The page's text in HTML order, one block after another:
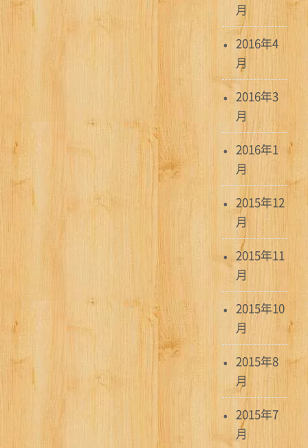
月
2016年4
月
2016年3
月
2016年1
月
2015年12
月
2015年11
月
2015年10
月
2015年8
月
2015年7
月